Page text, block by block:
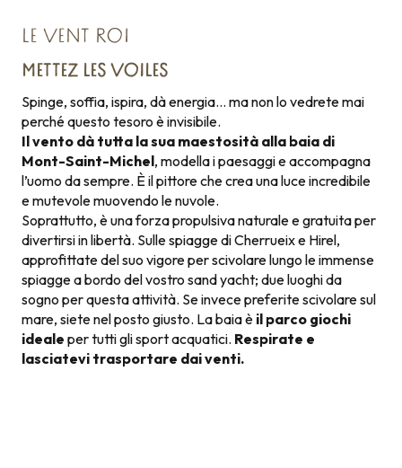
LE VENT ROI
METTEZ LES VOILES
Spinge, soffia, ispira, dà energia… ma non lo vedrete mai
perché questo tesoro è invisibile.
Il vento dà tutta la sua maestosità alla baia di
Mont-Saint-Michel, modella i paesaggi e accompagna
l’uomo da sempre. È il pittore che crea una luce incredibile
e mutevole muovendo le nuvole.
Soprattutto, è una forza propulsiva naturale e gratuita per
divertirsi in libertà. Sulle spiagge di Cherrueix e Hirel,
approfittate del suo vigore per scivolare lungo le immense
spiagge a bordo del vostro sand yacht; due luoghi da
sogno per questa attività. Se invece preferite scivolare sul
mare, siete nel posto giusto. La baia è il parco giochi
ideale per tutti gli sport acquatici. Respirate e
lasciatevi trasportare dai venti.